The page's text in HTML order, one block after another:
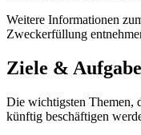
Weitere Informationen
Zweckerfüllung
Ziele &
Die wichtigsten Themen,
künftig beschäftigen